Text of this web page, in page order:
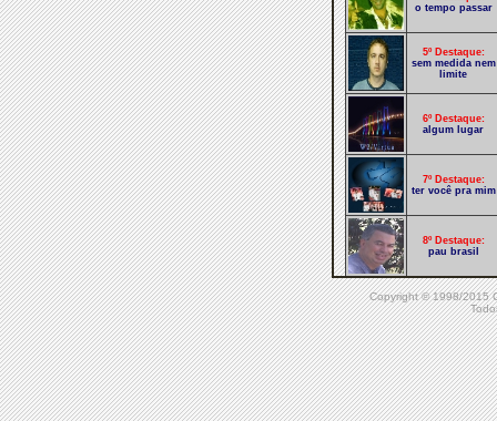
o tempo passar
5º Destaque:
sem medida nem
limite
6º Destaque:
algum lugar
7º Destaque:
ter você pra mim
8º Destaque:
pau brasil
9º Destaque:
meus tons
10º Destaque:
pulsação
Copyright © 1998/2015